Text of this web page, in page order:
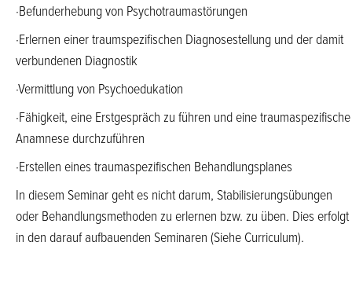
·Befunderhebung von Psychotraumastörungen
·Erlernen einer traumspezifischen Diagnosestellung und der damit
verbundenen Diagnostik
·Vermittlung von Psychoedukation
·Fähigkeit, eine Erstgespräch zu führen und eine traumaspezifische
Anamnese durchzuführen
·Erstellen eines traumaspezifischen Behandlungsplanes
In diesem Seminar geht es nicht darum, Stabilisierungsübungen
oder Behandlungsmethoden zu erlernen bzw. zu üben. Dies erfolgt
in den darauf aufbauenden Seminaren (Siehe Curriculum).